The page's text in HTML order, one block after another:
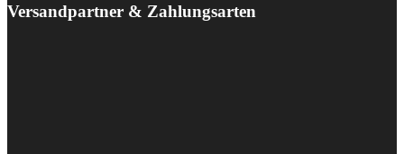
Versandpartner & Zahlungsarten